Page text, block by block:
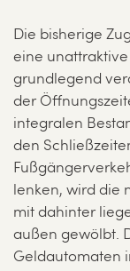
Die bisherige
eine
grundlegend
der
integralen
den
lenken, wird die
mit dahinter
außen gewölbt.
Geldautomaten